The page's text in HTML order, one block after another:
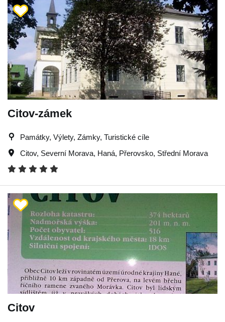
Citov-zámek
Památky, Výlety, Zámky, Turistické cíle
Citov, Severní Morava, Haná, Přerovsko, Střední Morava
Citov